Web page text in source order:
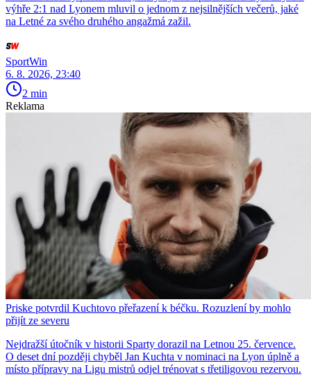
výhře 2:1 nad Lyonem mluvil o jednom z nejsilnějších večerů, jaké
na Letné za svého druhého angažmá zažil.
SportWin
6. 8. 2026, 23:40
2 min
Reklama
Priske potvrdil Kuchtovo přeřazení k béčku. Rozuzlení by mohlo
přijít ze severu
Nejdražší útočník v historii Sparty dorazil na Letnou 25. července.
O deset dní později chyběl Jan Kuchta v nominaci na Lyon úplně a
místo přípravy na Ligu mistrů odjel trénovat s třetiligovou rezervou.